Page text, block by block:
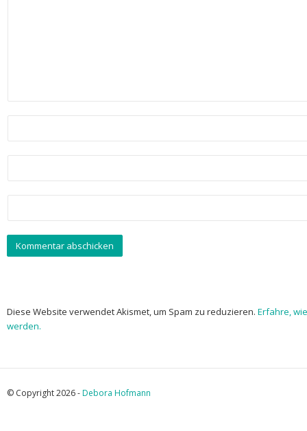
Diese Website verwendet Akismet, um Spam zu reduzieren. Erfahre,
werden.
© Copyright 2026 -Debora Hofmann